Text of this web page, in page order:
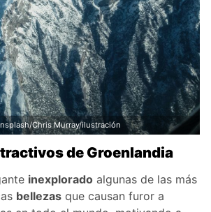
Chris Murray/ilustración
de Groenlandia
inexplorado algunas de las más
bellezas que causan furor a